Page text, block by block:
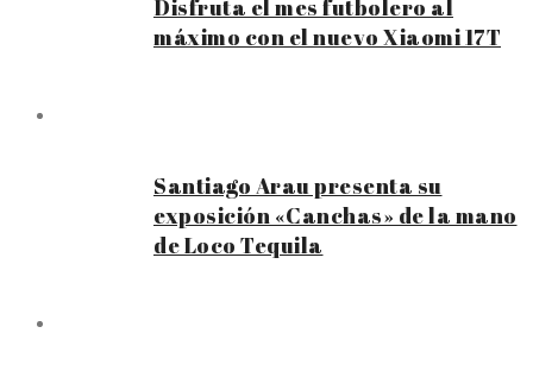
Disfruta el mes futbolero al
máximo con el nuevo Xiaomi 17T
Santiago Arau presenta su
exposición «Canchas» de la mano
de Loco Tequila